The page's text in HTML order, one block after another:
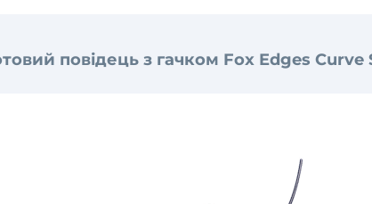
повідець з гачком Fox Edges